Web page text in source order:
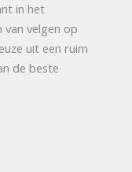
in het
velgen op
uit een ruim
de beste